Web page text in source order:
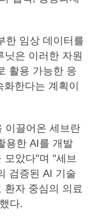
한 임상 데이터를
닛은 이러한 자원
활용 가능한 응
한다는 계획이
이끌어온 세브란
용한 AI를 개발
모았다"며 "세브
검증된 AI 기술
환자 중심의 의료
다.